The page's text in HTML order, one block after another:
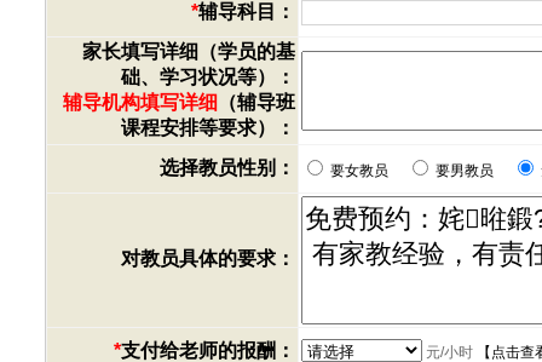
*辅导科目：
家长填写详细（学员的基
础、学习状况等）：
辅导机构填写详细 （辅导班
课程安排等要求）：
选择教员性别：
要女教员 要男教员
对教员具体的要求：
*支付给老师的报酬： 元/小时【 点击查